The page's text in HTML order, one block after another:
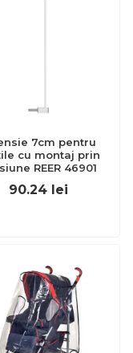
7cm pentru
cu montaj prin
REER 46901
90.24 lei